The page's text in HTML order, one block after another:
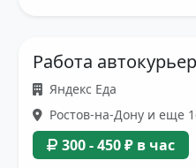
Работа
Яндекс Еда
Ростов-на-Дону и еще
300 - 450 ₽ в час